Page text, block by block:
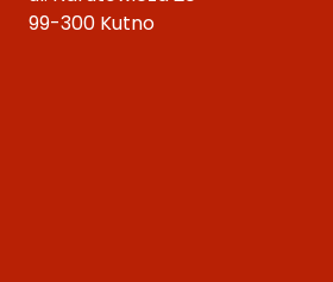
99-300 Kutno